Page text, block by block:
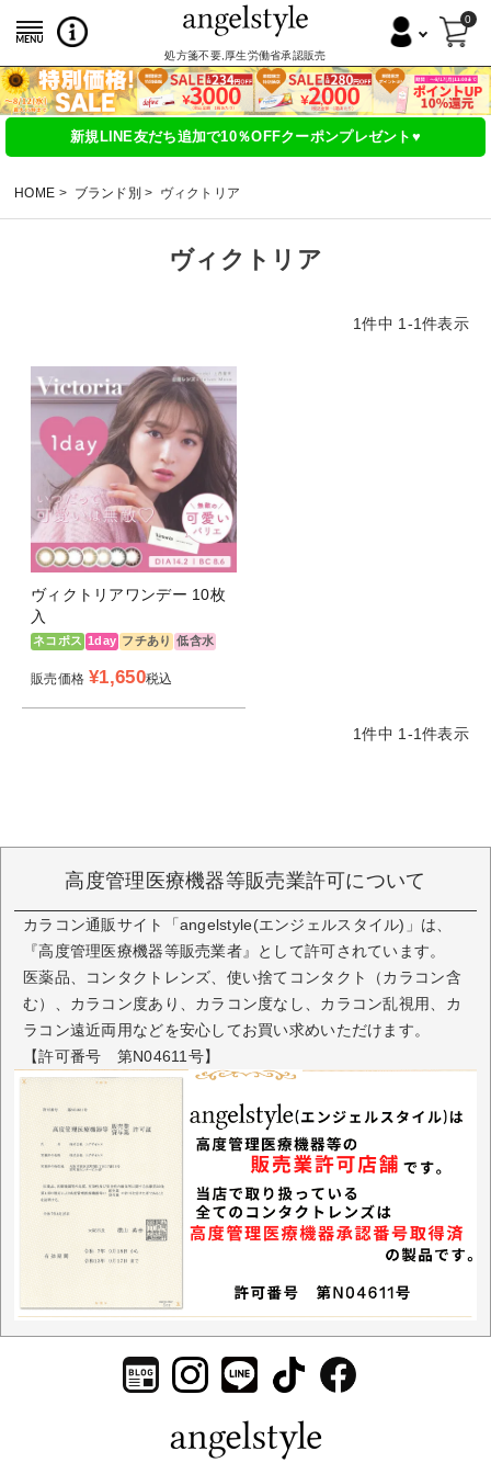
処方箋不要,厚生労働省承認販売
0
新規LINE友だち追加で10％OFFクーポンプレゼント♥
HOME ブランド別 ヴィクトリア
ヴィクトリア
1件中 1-1件表示
ヴィクトリアワンデー 10枚
入
ネコポス 1day フチあり 低含水
販売価格 ¥1,650税込
1件中 1-1件表示
高度管理医療機器等販売業許可について
カラコン通販サイト「angelstyle(エンジェルスタイル)」は、
『高度管理医療機器等販売業者』として許可されています。
医薬品、コンタクトレンズ、使い捨てコンタクト（カラコン含
む）、カラコン度あり、カラコン度なし、カラコン乱視用、カ
ラコン遠近両用などを安心してお買い求めいただけます。
【許可番号 第N04611号】